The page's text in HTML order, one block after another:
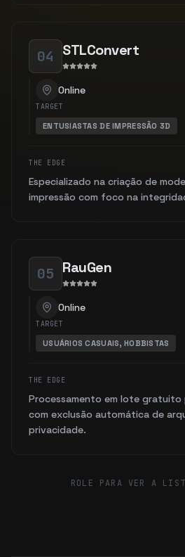
04 STLConvert
Online
TARGET
ENTUSIASTAS DE IMPRESSÃO 3D
THE EDGE
Especializado na criação de
impressão com foco na
05 RauGen
Online
TARGET
USUÁRIOS CASUAIS, HOBBISTAS
THE EDGE
Processamento em lote gratuito
com exclusão automática de
privacidade.
ROLE PARA VER A